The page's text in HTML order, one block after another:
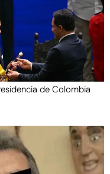
de Colombia